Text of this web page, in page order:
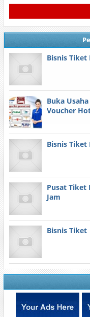
Bisnis Tiket
Buka
Voucher
Bisnis Tiket
Pusat Tiket
Jam
Bisnis Tiket